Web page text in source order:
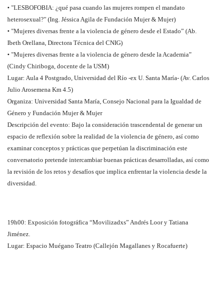
• "LESBOFOBIA: ¿qué pasa cuando las mujeres rompen el mandato
heterosexual?" (Ing. Jéssica Agila de Fundación Mujer & Mujer)
• "Mujeres diversas frente a la violencia de género desde el Estado” (Ab.
Ibeth Orellana, Directora Técnica del CNIG)
• "Mujeres diversas frente a la violencia de género desde la Academia”
(Cindy Chiriboga, docente de la USM)
Lugar: Aula 4 Postgrado, Universidad del Río -ex U. Santa María- (Av. Carlos
Julio Arosemena Km 4.5)
Organiza: Universidad Santa María, Consejo Nacional para la Igualdad de
Género y Fundación Mujer & Mujer
Descripción del evento: Bajo la consideración trascendental de generar un
espacio de reflexión sobre la realidad de la violencia de género, así como
examinar conceptos y prácticas que perpetúan la discriminación este
conversatorio pretende intercambiar buenas prácticas desarrolladas, así como
la revisión de los retos y desafíos que implica enfrentar la violencia desde la
diversidad.
19h00: Exposición fotográfica “Movilizadxs” Andrés Loor y Tatiana
Jiménez.
Lugar: Espacio Muégano Teatro (Callejón Magallanes y Rocafuerte)